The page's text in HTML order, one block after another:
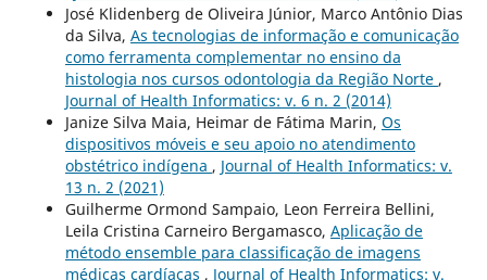
José Klidenberg de Oliveira Júnior, Marco Antônio Dias
da Silva, As tecnologias de informação e comunicação
como ferramenta complementar no ensino da
histologia nos cursos odontologia da Região Norte ,
Journal of Health Informatics: v. 6 n. 2 (2014)
Janize Silva Maia, Heimar de Fátima Marin, Os
dispositivos móveis e seu apoio no atendimento
obstétrico indígena , Journal of Health Informatics: v.
13 n. 2 (2021)
Guilherme Ormond Sampaio, Leon Ferreira Bellini,
Leila Cristina Carneiro Bergamasco, Aplicação de
método ensemble para classificação de imagens
médicas cardíacas , Journal of Health Informatics: v.